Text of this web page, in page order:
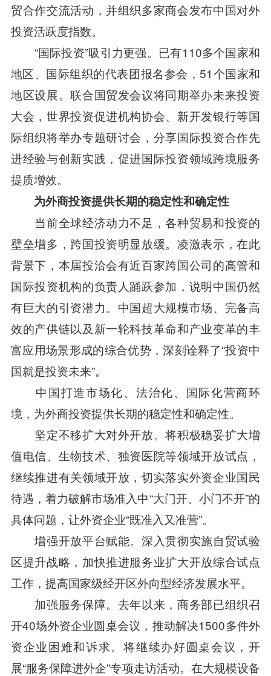
贸合作交流活动，并组织多家商会发布中国对外
投资活跃度指数。
“国际投资”吸引力更强。已有110多个国家和
地区、国际组织的代表团报名参会，51个国家和
地区设展。联合国贸发会议将同期举办未来投资
大会，世界投资促进机构协会、新开发银行等国
际组织将举办专题研讨会，分享国际投资合作先
进经验与创新实践，促进国际投资领域跨境服务
提质增效。
为外商投资提供长期的稳定性和确定性
当前全球经济动力不足，各种贸易和投资的
壁垒增多，跨国投资明显放缓。凌激表示，在此
背景下，本届投洽会有近百家跨国公司的高管和
国际投资机构的负责人踊跃参加，说明中国仍然
有巨大的引资潜力。中国超大规模市场、完备高
效的产供链以及新一轮科技革命和产业变革的丰
富应用场景形成的综合优势，深刻诠释了“投资中
国就是投资未来”。
中国打造市场化、法治化、国际化营商环
境，为外商投资提供长期的稳定性和确定性。
坚定不移扩大对外开放。将积极稳妥扩大增
值电信、生物技术、独资医院等领域开放试点，
继续推进有关领域开放，切实落实外资企业国民
待遇，着力破解市场准入中“大门开、小门不开”的
具体问题，让外资企业“既准入又准营”。
增强开放平台赋能。深入贯彻实施自贸试验
区提升战略，加快推进服务业扩大开放综合试点
工作，提高国家级经开区外向型经济发展水平。
加强服务保障。去年以来，商务部已组织召
开40场外资企业圆桌会议，推动解决1500多件外
资企业困难和诉求。将继续办好圆桌会议，开
展“服务保障进外企”专项走访活动。在大规模设备